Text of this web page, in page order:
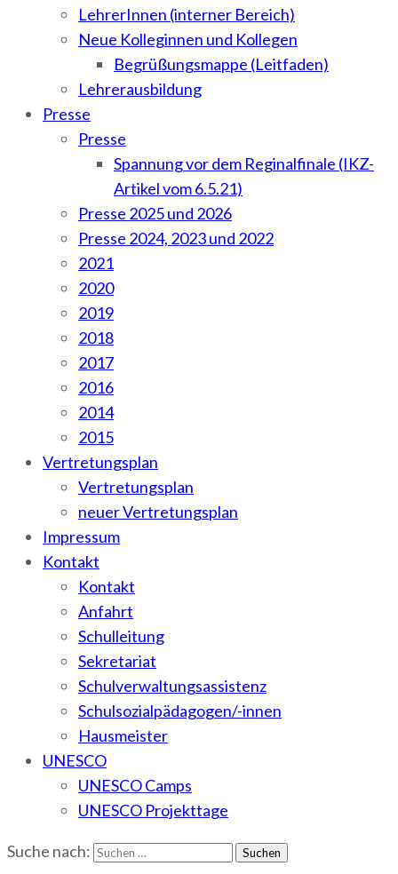
LehrerInnen (interner Bereich)
Neue Kolleginnen und Kollegen
Begrüßungsmappe (Leitfaden)
Lehrerausbildung
Presse
Presse
Spannung vor dem Reginalfinale (IKZ-
Artikel vom 6.5.21)
Presse 2025 und 2026
Presse 2024, 2023 und 2022
2021
2020
2019
2018
2017
2016
2014
2015
Vertretungsplan
Vertretungsplan
neuer Vertretungsplan
Impressum
Kontakt
Kontakt
Anfahrt
Schulleitung
Sekretariat
Schulverwaltungsassistenz
Schulsozialpädagogen/-innen
Hausmeister
UNESCO
UNESCO Camps
UNESCO Projekttage
Suche nach: